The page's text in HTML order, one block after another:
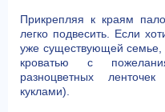
Прикрепляя к краям
легко подвесить. Если
уже существующей семье,
кроватью с
разноцветных
куклами).